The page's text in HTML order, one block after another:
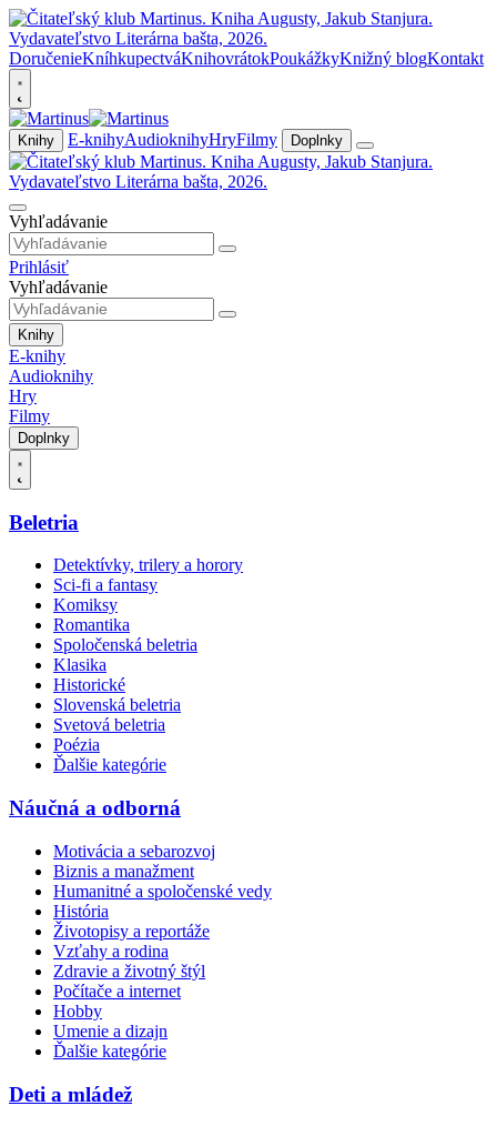
DoručenieKníhkupectváKnihovrátokPoukážkyKnižný blogKontakt
Knihy E-knihyAudioknihyHryFilmy Doplnky
Vyhľadávanie
Prihlásiť
Vyhľadávanie
Knihy
E-knihy
Audioknihy
Hry
Filmy
Doplnky
Beletria
Detektívky, trilery a horory
Sci-fi a fantasy
Komiksy
Romantika
Spoločenská beletria
Klasika
Historické
Slovenská beletria
Svetová beletria
Poézia
Ďalšie kategórie
Náučná a odborná
Motivácia a sebarozvoj
Biznis a manažment
Humanitné a spoločenské vedy
História
Životopisy a reportáže
Vzťahy a rodina
Zdravie a životný štýl
Počítače a internet
Hobby
Umenie a dizajn
Ďalšie kategórie
Deti a mládež